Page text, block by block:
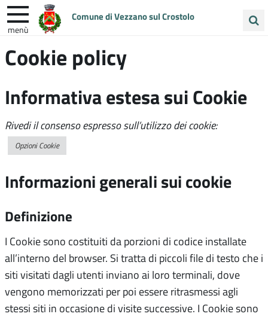
Comune di Vezzano sul Crostolo
menù
nel
ENTRA IN COMUNE
Cookie policy
Informativa estesa sui Cookie
Rivedi il consenso espresso sull’utilizzo dei cookie:
Opzioni Cookie
Informazioni generali sui cookie
Definizione
I Cookie sono costituiti da porzioni di codice installate
all’interno del browser. Si tratta di piccoli file di testo che i
siti visitati dagli utenti inviano ai loro terminali, dove
vengono memorizzati per poi essere ritrasmessi agli
stessi siti in occasione di visite successive. I Cookie sono